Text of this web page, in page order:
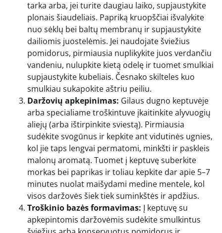
tarka arba, jei turite daugiau laiko, supjaustykite
plonais šiaudeliais. Papriką kruopščiai išvalykite
nuo sėklų bei baltų membranų ir supjaustykite
dailiomis juostelėmis. Jei naudojate šviežius
pomidorus, pirmiausia nuplikykite juos verdančiu
vandeniu, nulupkite kietą odelę ir tuomet smulkiai
supjaustykite kubeliais. Česnako skilteles kuo
smulkiau sukapokite aštriu peiliu.
Daržovių apkepinimas: Gilaus dugno keptuvėje
arba specialiame troškintuve įkaitinkite alyvuogių
aliejų (arba ištirpinkite sviestą). Pirmiausia
sudėkite svogūnus ir kepkite ant vidutinės ugnies,
kol jie taps lengvai permatomi, minkšti ir paskleis
malonų aromatą. Tuomet į keptuvę suberkite
morkas bei paprikas ir toliau kepkite dar apie 5–7
minutes nuolat maišydami medine mentele, kol
visos daržovės šiek tiek suminkštės ir apdžius.
Troškinio bazės formavimas: Į keptuvę su
apkepintomis daržovėmis sudėkite smulkintus